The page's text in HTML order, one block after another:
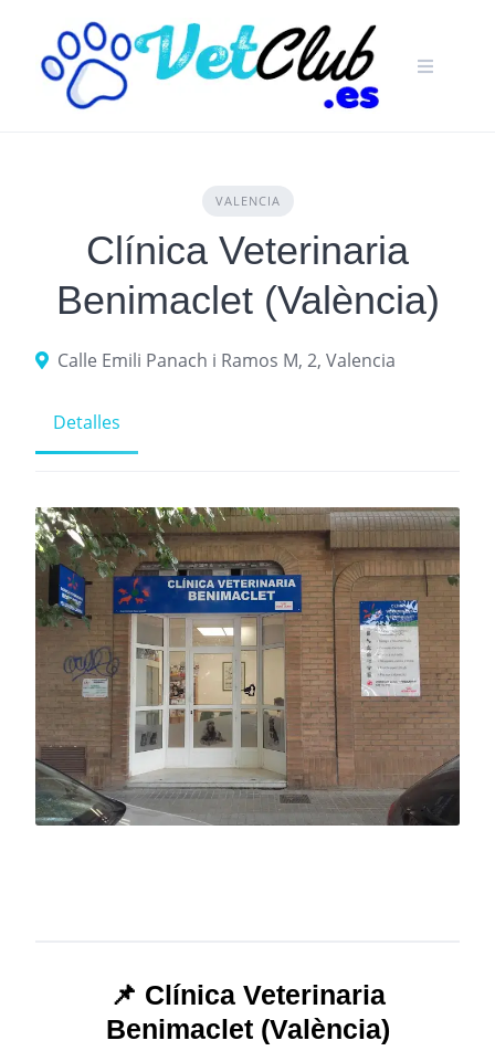
content
VALENCIA
Clínica Veterinaria
Benimaclet (València)
Calle Emili Panach i Ramos M, 2, Valencia
Detalles
📌 Clínica Veterinaria
Benimaclet (València)